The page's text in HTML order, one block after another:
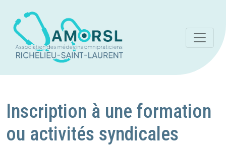
Inscription à une formation
ou activités syndicales